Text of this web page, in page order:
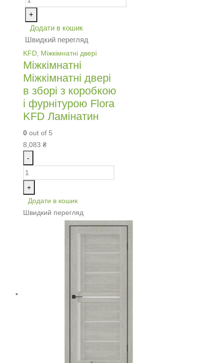
+
Додати в кошик
Швидкий перегляд
KFD, Міжкімнатні двері
Міжкімнатні
Міжкімнатні двері
в зборі з коробкою
і фурнітурою Flora
KFD Ламінатин
0 out of 5
8,083 ₴
-
+
Додати в кошик
Швидкий перегляд